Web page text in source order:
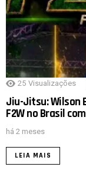
25 Visualizações
Jiu-Jitsu: Wilson
F2W no Brasil
há 2 meses
LEIA MAIS